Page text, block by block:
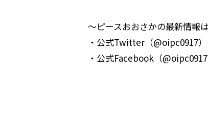
～ピースおおさかの最新情
・公式Twitter（@oipc0917
・公式Facebook（